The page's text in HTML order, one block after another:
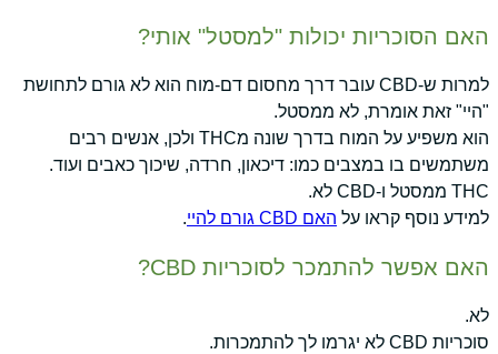
האם הסוכריות יכולות "למסטל" אותי?
למרות ש-CBD עובר דרך מחסום דם-מוח הוא לא גורם לתחושת
"היי" זאת אומרת, לא ממסטל.
הוא משפיע על המוח בדרך שונה מTHC ולכן, אנשים רבים
משתמשים בו במצבים כמו: דיכאון, חרדה, שיכוך כאבים ועוד.
THC ממסטל ו-CBD לא.
למידע נוסף קראו על האם CBD גורם להיי .
האם אפשר להתמכר לסוכריות CBD?
לא.
סוכריות CBD לא יגרמו לך להתמכרות.